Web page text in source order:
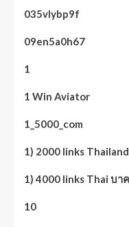
035vlybp9f
09en5a0h67
1
1 Win Aviator
1_5000_com
1) 2000 links
1) 4000 links Thai บา
10